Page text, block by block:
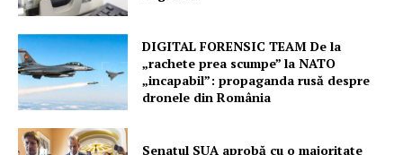
DIGITAL FORENSIC TEAM De la
„rachete prea scumpe” la NATO
„incapabil”: propaganda rusă despre
dronele din România
Senatul SUA aprobă cu o majoritate